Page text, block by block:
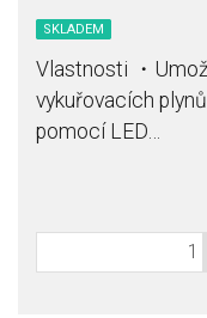
SKLADEM
Vlastnosti ・
vykuřovacích
pomocí LED…